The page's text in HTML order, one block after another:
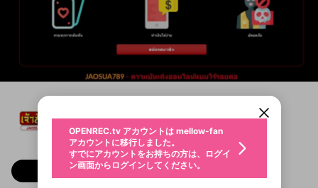
Jaosua789
@jaosua789chat
フォロー
ファンレター
応援している配信者にファンレターを送ることがで
固定動画に設定
マイページに表示されている動画 (ライブ配信、配
信予定、アーカイブ、アップロード動画) をページ
のトップに1つ固定できます。動画タイトル横のメ
ニューより設定することができます。
選択できるプレイリストがありません。
ご確認ください
OPENREC.tv アカウントは mellow-fan
アカウントに移行しました。
新規登録
メールアドレスで新規登録
新規登録
@
OPENREC.tvアカウントはmellow-fanア
カウントに統合しました。
ログイン
メールアドレスでログイン
ログイン
OPENREC.tv アカウントは mellow-fan
アカウントに移行しました。
すでにアカウントをお持ちの方は、ログイ
ン画面からログインしてください。
パーソナルデータの登録
年 月
生年月は登録後に変更できません。
認証コードの入力
不適切なユーザーとして報告しま
すか？
問題を選択してください
サブスクシェア
限定コミュニティ参加方法